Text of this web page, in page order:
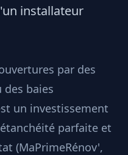
installateur
par des
baies
un investissement
parfaite et
(MaPrimeRénov',